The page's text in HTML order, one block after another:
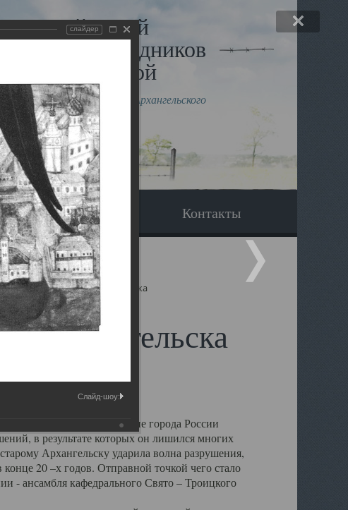
музей
и исповедников
Архангельской
митрополита Архангельского
Даниила
Вопрос-ответ Контакты
Троицкий собор Архангельска
Архангельска
чем другие губернские города России
в результате которых он лишился многих
Архангельску ударила волна разрушения,
20 –х годов. Отправной точкой чего стало
- ансамбля кафедрального Свято – Троицкого
слайдер
Слайд-шоу: